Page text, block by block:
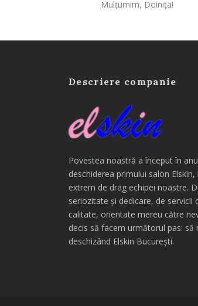
Mulțumim, Doinița!
Descriere companie
Povestea noastră a început în
deschiderea primului salon
extrem de drag echipei noastre.
seriozitate și dedicare, de servicii
calitate, orientate mereu către
decis să facem următorul pas: să
deschizând Elskin București.